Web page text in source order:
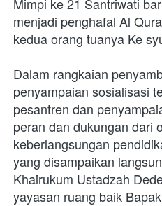
menjadi penghafal Al
kedua orang tuanya Ke
Dalam rangkaian
penyampaian sosialisasi
pesantren dan
peran dan dukungan dari
keberlangsungan
yang disampaikan
Khairukum Ustadzah
yayasan ruang baik